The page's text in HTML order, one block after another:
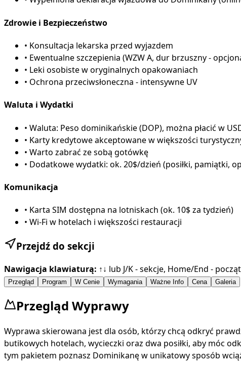
Zdrowie i Bezpieczeństwo
• Konsultacja lekarska przed wyjazdem
• Ewentualne szczepienia (WZW A, dur brzuszny -
• Leki osobiste w oryginalnych opakowaniach
• Ochrona przeciwsłoneczna - intensywne UV
Waluta i Wydatki
• Waluta: Peso dominikańskie (DOP), można płacić w
• Karty kredytowe akceptowane w większości
• Warto zabrać ze sobą gotówkę
• Dodatkowe wydatki: ok. 20$/dzień (posiłki, pamiątki,
Komunikacja
• Karta SIM dostępna na lotniskach (ok. 10$ za tydzień)
• Wi-Fi w hotelach i większości restauracji
Przejdź do sekcji
Nawigacja klawiaturą: ↑↓ lub J/K - sekcje, Home/End -
Przegląd Program W Cenie Wymagania Ważne Info Cena Galeria
Przegląd Wyprawy
Wyprawa skierowana jest dla osób, którzy chcą odkryć
butikowych hotelach, wycieczki oraz dwa posiłki, aby móc
tym pakietem poznasz Dominikanę w unikatowy sposób